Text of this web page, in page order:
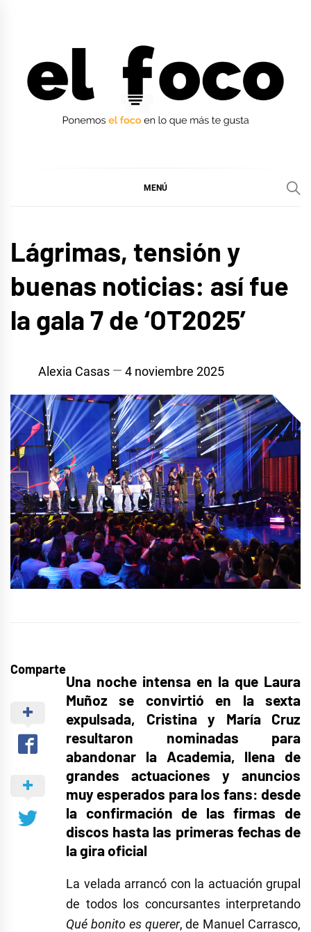
MENÚ
SERIES
Y TV
Lágrimas, tensión y
buenas noticias: así fue
la gala 7 de ‘OT2025’
Alexia Casas 4 noviembre 2025
Comparte
Una noche intensa en la que Laura
Muñoz se convirtió en la sexta
expulsada, Cristina y María Cruz
resultaron nominadas para
abandonar la Academia, llena de
grandes actuaciones y anuncios
muy esperados para los fans: desde
la confirmación de las firmas de
discos hasta las primeras fechas de
la gira oficial
La velada arrancó con la actuación grupal
de todos los concursantes interpretando
Qué bonito es querer, de Manuel Carrasco,